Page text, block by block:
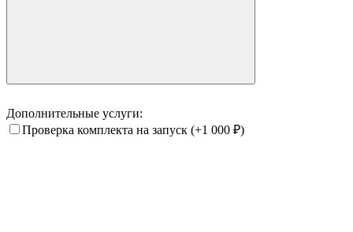
Дополнительные услуги:
Проверка комплекта на запуск (+1 000 ₽)